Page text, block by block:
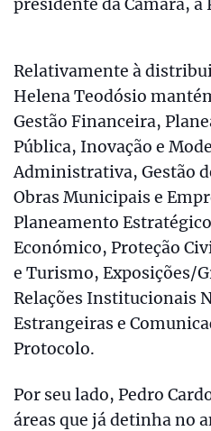
presidente da Câmara, a
Relativamente à
Helena Teodósio
Gestão Financeira,
Pública, Inovação e
Administrativa, Gestão
Obras Municipais e
Planeamento
Económico, Proteção
e Turismo, Exposições/
Relações Institucionais
Estrangeiras e
Protocolo.
Por seu lado, Pedro
áreas que já detinha no